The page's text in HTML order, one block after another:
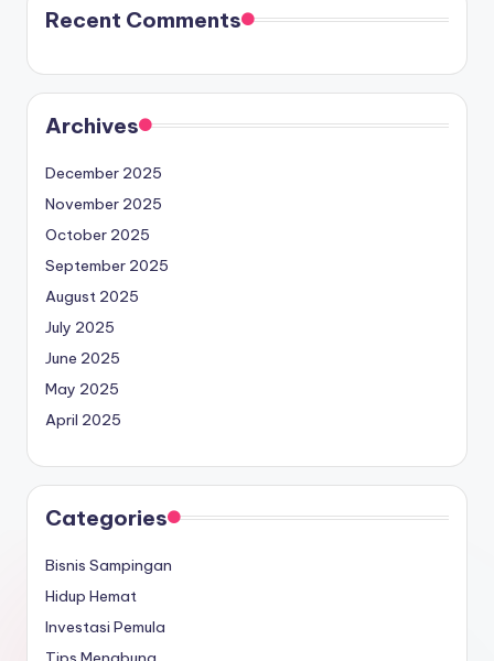
Recent Comments
Archives
December 2025
November 2025
October 2025
September 2025
August 2025
July 2025
June 2025
May 2025
April 2025
Categories
Bisnis Sampingan
Hidup Hemat
Investasi Pemula